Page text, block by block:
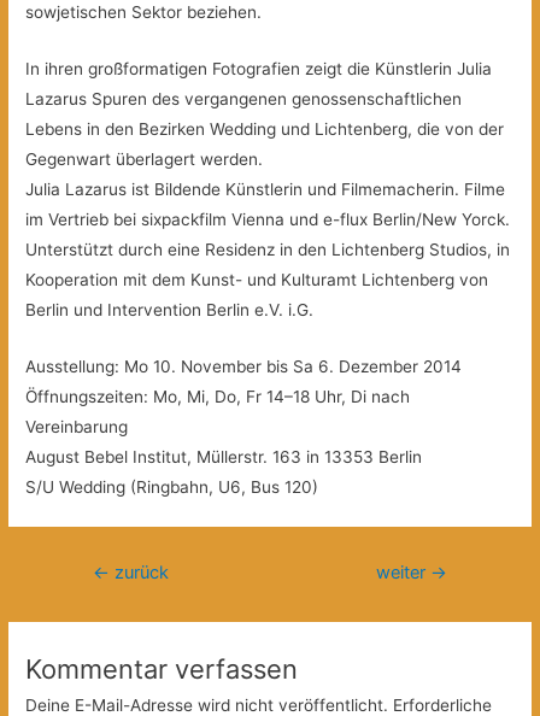
sowjetischen Sektor beziehen.
In ihren großformatigen Fotografien zeigt die Künstlerin Julia
Lazarus Spuren des vergangenen genossenschaftlichen
Lebens in den Bezirken Wedding und Lichtenberg, die von der
Gegenwart überlagert werden.
Julia Lazarus ist Bildende Künstlerin und Filmemacherin. Filme
im Vertrieb bei sixpackfilm Vienna und e-flux Berlin/New Yorck.
Unterstützt durch eine Residenz in den Lichtenberg Studios, in
Kooperation mit dem Kunst- und Kulturamt Lichtenberg von
Berlin und Intervention Berlin e.V. i.G.
Ausstellung: Mo 10. November bis Sa 6. Dezember 2014
Öffnungszeiten: Mo, Mi, Do, Fr 14–18 Uhr, Di nach
Vereinbarung
August Bebel Institut, Müllerstr. 163 in 13353 Berlin
S/U Wedding (Ringbahn, U6, Bus 120)
Beitragsnavigation
← zurück weiter →
Kommentar verfassen
Deine E-Mail-Adresse wird nicht veröffentlicht. Erforderliche